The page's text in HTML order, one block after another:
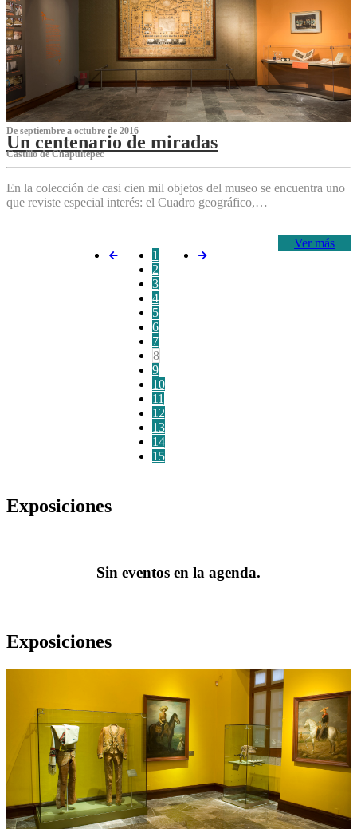
De septiembre a octubre de 2016
Un centenario de miradas
Castillo de Chapultepec
En la colección de casi cien mil objetos del museo se encuentra uno
que reviste especial interés: el Cuadro geográfico,…
Ver más
1
2
3
4
5
6
7
8
9
10
11
12
13
14
15
Exposiciones
Sin eventos en la agenda.
Exposiciones